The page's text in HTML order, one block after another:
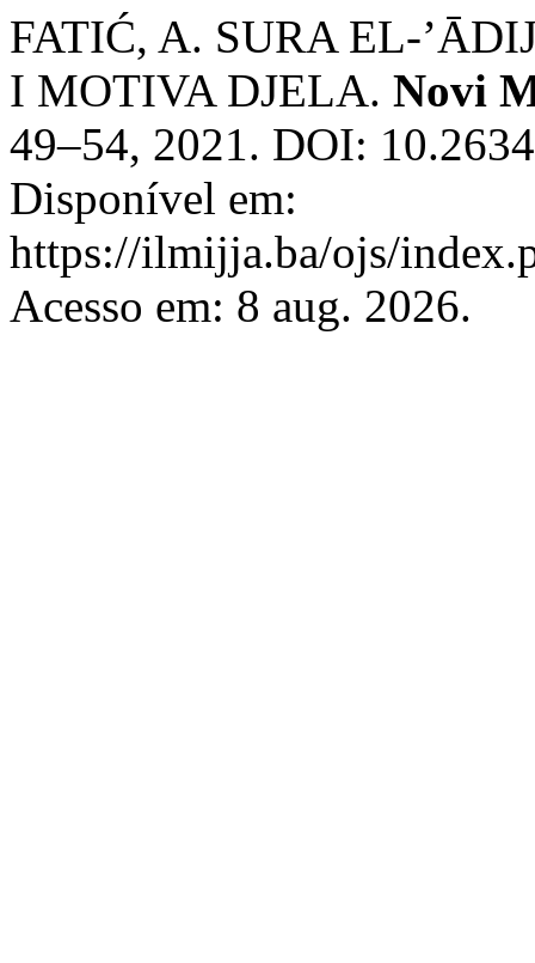
FATIĆ, A. SURA EL-
I MOTIVA DJELA. Novi
49–54, 2021. DOI:
Disponível em:
https://ilmijja.ba/ojs/
Acesso em: 8 aug. 2026.